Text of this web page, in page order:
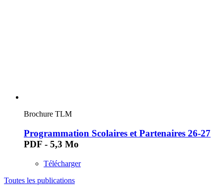
Brochure TLM
Programmation Scolaires et Partenaires 26-27
PDF - 5,3 Mo
Télécharger
Toutes les publications